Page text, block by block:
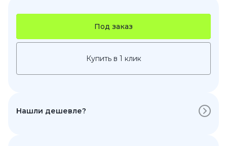
Под заказ
Купить в 1 клик
Нашли дешевле?